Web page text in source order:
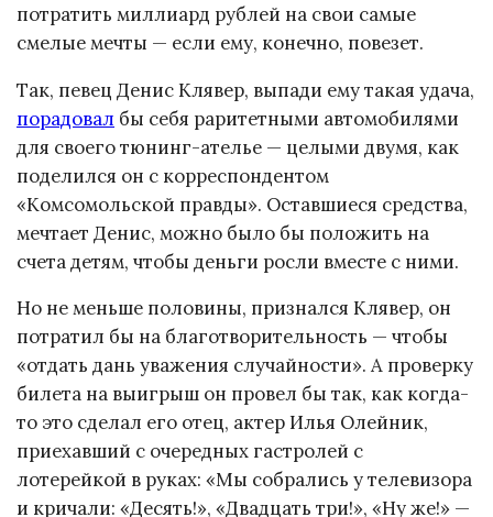
потратить миллиард рублей на свои самые
смелые мечты — если ему, конечно, повезет.
Так, певец Денис Клявер, выпади ему такая удача,
порадовал бы себя раритетными автомобилями
для своего тюнинг-ателье — целыми двумя, как
поделился он с корреспондентом
«Комсомольской правды». Оставшиеся средства,
мечтает Денис, можно было бы положить на
счета детям, чтобы деньги росли вместе с ними.
Но не меньше половины, признался Клявер, он
потратил бы на благотворительность — чтобы
«отдать дань уважения случайности». А проверку
билета на выигрыш он провел бы так, как когда-
то это сделал его отец, актер Илья Олейник,
приехавший с очередных гастролей с
лотерейкой в руках: «Мы собрались у телевизора
и кричали: «Десять!», «Двадцать три!», «Ну же!» —